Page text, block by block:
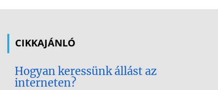
műszaki, gazdasági tényezők (kapacitások, ismeretek,
alternatívák között választhatnak: gazdaságpolitikai eszköz
gazdaságpolitikai intézkedés (eszközök alkalmazása) cselekvési
CIKKAJÁNLÓ
Hogyan keressünk állást az
interneten?